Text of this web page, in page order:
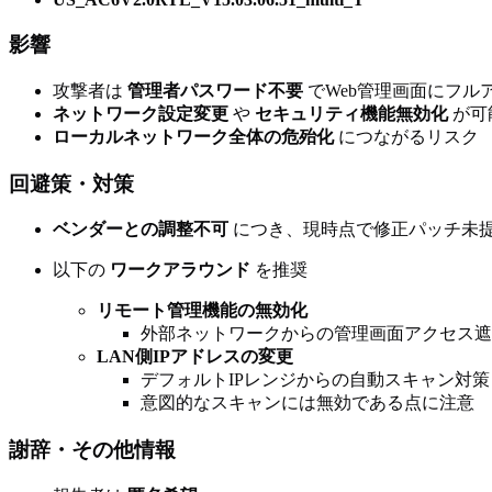
影響
攻撃者は 管理者パスワード不要 でWeb管理画面にフル
ネットワーク設定変更 や セキュリティ機能無効化が可
ローカルネットワーク全体の危殆化につながるリスク
回避策・対策
ベンダーとの調整不可 につき、現時点で修正パッチ未
以下の ワークアラウンド を推奨
リモート管理機能の無効化
外部ネットワークからの管理画面アクセス
LAN側IPアドレスの変更
デフォルトIPレンジからの自動スキャン対策
意図的なスキャンには無効である点に注意
謝辞・その他情報